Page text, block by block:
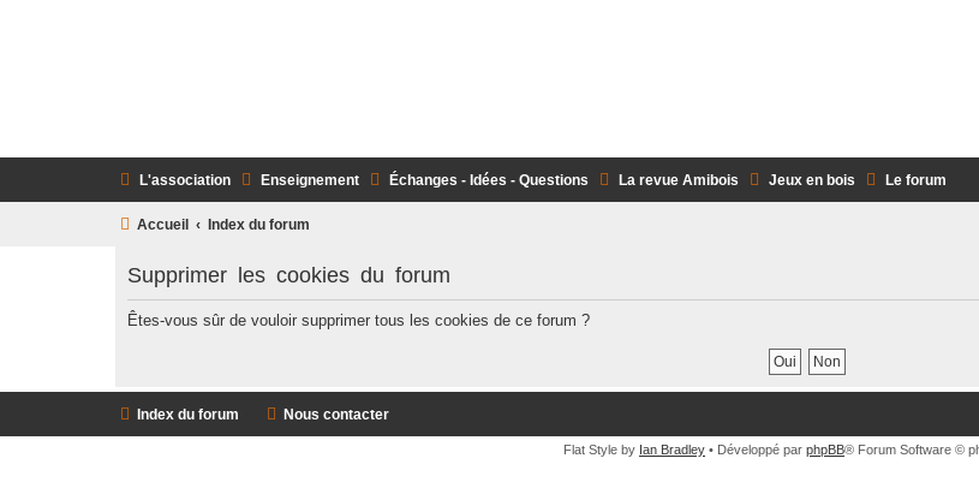
L'association Enseignement Échanges - Idées - Questions La revue Amibois Jeux en bois Le forum
Accueil Index du forum
Supprimer les cookies du forum
Êtes-vous sûr de vouloir supprimer tous les cookies de ce forum ?
Index du forum Nous contacter
Flat Style by Ian Bradley • Développé par phpBB® Forum Software ©